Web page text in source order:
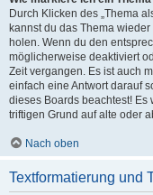
Durch Klicken des „Thema
kannst du das Thema
holen. Wenn du den
möglicherweise deaktiviert
Zeit vergangen. Es ist auch
einfach eine Antwort darauf
dieses Boards beachtest!
triftigen Grund auf alte oder
Nach oben
Textformatierung und